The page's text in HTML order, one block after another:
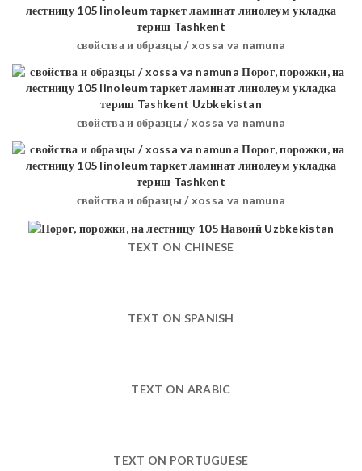
свойства и образцы / xossa va namuna
свойства и образцы / xossa va namuna
свойства и образцы / xossa va namuna
TEXT ON CHINESE
TEXT ON SPANISH
TEXT ON ARABIC
TEXT ON PORTUGUESE